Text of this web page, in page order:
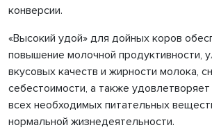
конверсии.
«Высокий удой» для дойных коров
повышение молочной продуктивности,
вкусовых качеств и жирности молока,
себестоимости, а также
всех необходимых питательных
нормальной жизнедеятельности.